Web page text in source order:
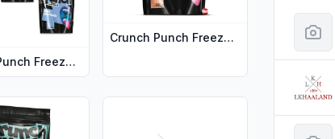
Crunch Punch Freeze-Dried Ultimate Pakke
Crunch Punch Freeze-Dried Crunchy Rainbows 200 g
Starballs 200 g"
Punch Freeze-Dried Blue Starballs 200 g"
for produktet "Crunch Punch Freeze-Dried Sour
Vis flere detaljer for produktet "»